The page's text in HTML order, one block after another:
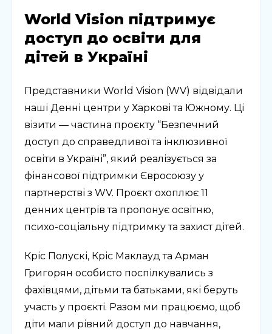
World Vision підтримує
доступ до освіти для
дітей в Україні
Представники World Vision (WV) відвідали
наші Денні центри у Харкові та Южному. Ці
візити — частина проєкту “Безпечний
доступ до справедливої та інклюзивної
освіти в Україні”, який реалізується за
фінансової підтримки Євросоюзу у
партнерстві з WV. Проєкт охоплює 11
денних центрів та пропонує освітню,
психо-соціальну підтримку та захист дітей.
Кріс Полускі, Кріс Маклауд та Арман
Григорян особисто поспілкувались з
фахівцями, дітьми та батьками, які беруть
участь у проєкті. Разом ми працюємо, щоб
діти мали рівний доступ до навчання,